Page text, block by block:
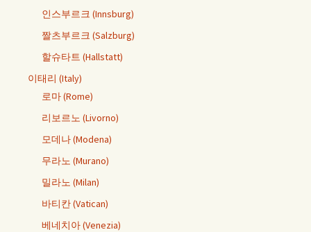
인스부르크 (Innsburg)
짤츠부르크 (Salzburg)
할슈타트 (Hallstatt)
이태리 (Italy)
로마 (Rome)
리보르노 (Livorno)
모데나 (Modena)
무라노 (Murano)
밀라노 (Milan)
바티칸 (Vatican)
베네치아 (Venezia)